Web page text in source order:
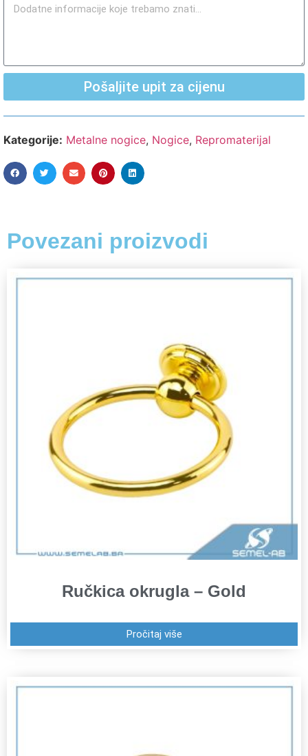
Pošaljite upit za cijenu
Kategorije: Metalne nogice, Nogice, Repromaterijal
Povezani proizvodi
Ručkica okrugla – Gold
Pročitaj više